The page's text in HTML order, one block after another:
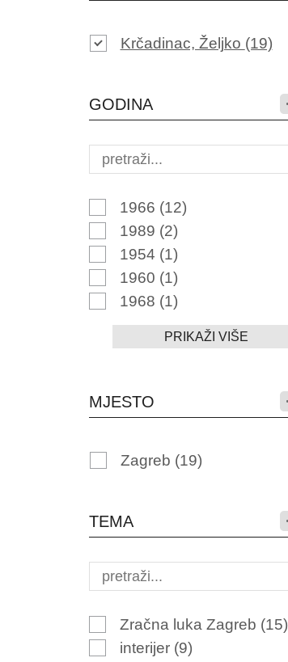
Krčadinac, Željko (19)
GODINA
1966 (12)
1989 (2)
1954 (1)
1960 (1)
1968 (1)
PRIKAŽI VIŠE
MJESTO
Zagreb (19)
TEMA
Zračna luka Zagreb (15)
interijer (9)